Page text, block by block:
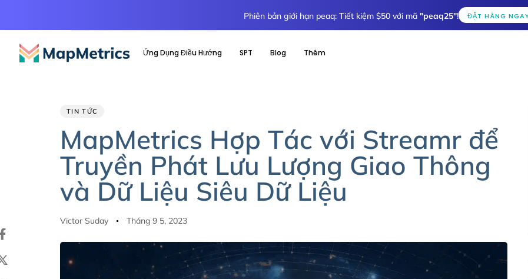
Phiên bản giới hạn peaq: Tiết kiệm $50 với mã "peaq25"! ĐẶT HÀNG
Ứng Dụng Điều Hướng SPT Blog Thêm
PUBLISHED
TIN TỨC
MapMetrics Hợp Tác với Streamr để
Truyền Phát Lưu Lượng Giao Thông
và Dữ Liệu Siêu Dữ Liệu
Author
Victor Suday
Published
Tháng 9 5, 2023